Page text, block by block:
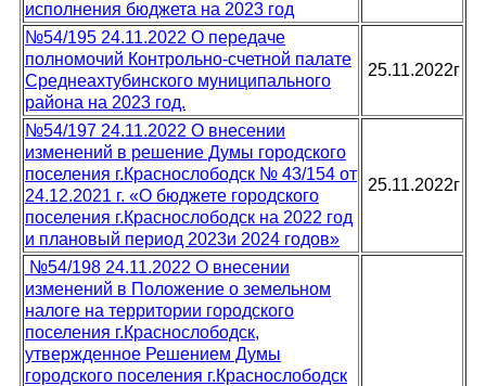
исполнения бюджета на 2023 год
№54/195 24.11.2022 О передаче
полномочий Контрольно-счетной палате
Среднеахтубинского муниципального
района на 2023 год.
25.11.2022г
№54/197 24.11.2022 О внесении
изменений в решение Думы городского
поселения г.Краснослободск № 43/154 от
24.12.2021 г. «О бюджете городского
поселения г.Краснослободск на 2022 год
и плановый период 2023и 2024 годов»
25.11.2022г
№54/198 24.11.2022 О внесении
изменений в Положение о земельном
налоге на территории городского
поселения г.Краснослободск,
утвержденное Решением Думы
городского поселения г.Краснослободск